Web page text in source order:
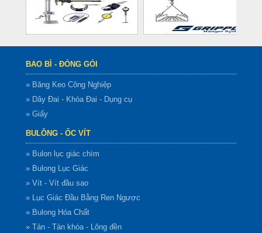
BAO BÌ - ĐÓNG GÓI
» Băng Keo Công Nghiệp
» Dây Đai - Khóa Đai - Dụng cụ
» Giấy
BULÔNG - ỐC VÍT
» Bulon lục giác chìm
» Bulong Lục Giác
» Vít - Vít đầu sao
» Lục Giác Đầu Bằng Ren Ngược
» Bulong Hóa Chất
» Tán - Tán khóa - Lông đền